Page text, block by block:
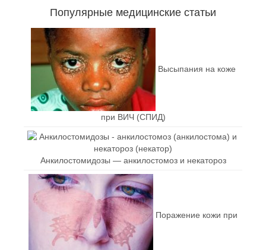
Популярные медицинские статьи
Высыпания на коже
при ВИЧ (СПИД)
Анкилостомидозы — анкилостомоз и некатороз
Поражение кожи при